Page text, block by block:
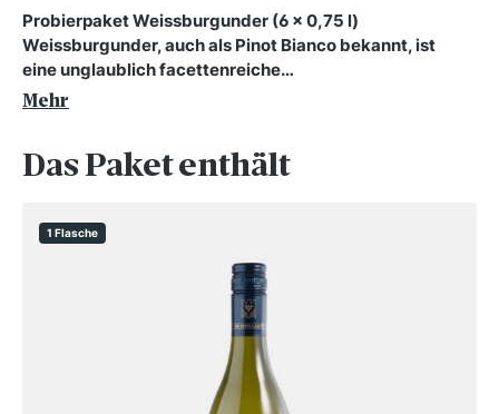
Probierpaket Weissburgunder (6 x 0,75 l)
Weissburgunder, auch als Pinot Bianco bekannt, ist
eine unglaublich facettenreiche…
Mehr
Das Paket enthält
1 Flasche